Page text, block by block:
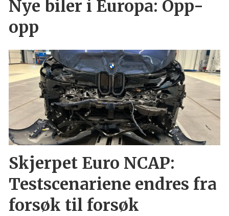
Nye biler i Europa: Opp-
opp
Skjerpet Euro NCAP:
Testscenariene endres fra
forsøk til forsøk